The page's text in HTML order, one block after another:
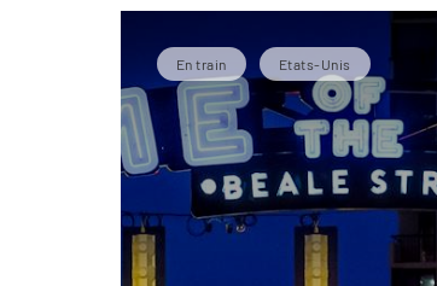
En train Etats-Unis